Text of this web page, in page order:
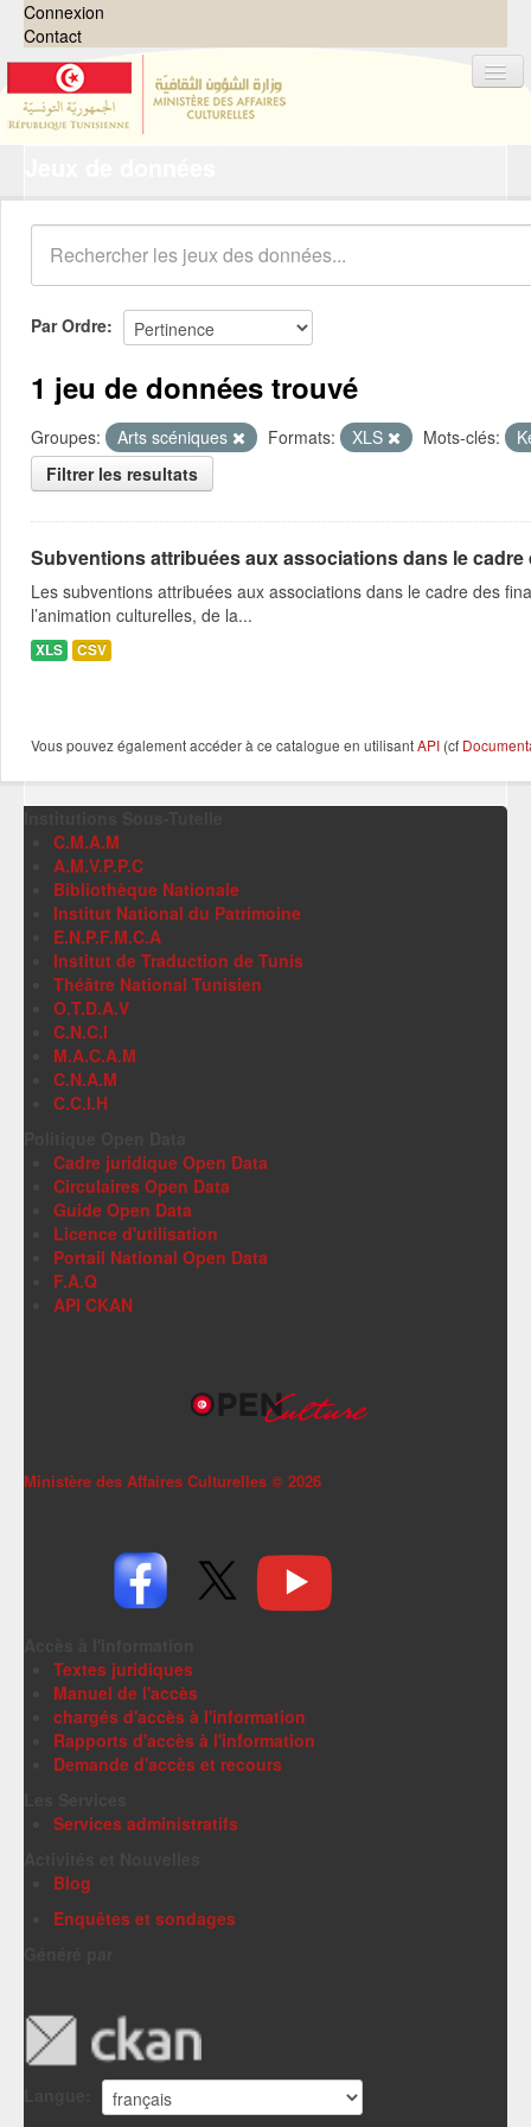
Connexion
Contact
Organisations
Groupes
Demandes 0
À propos
Par Ordre
1 jeu de données trouvé
Groupes: Arts scéniques Formats: XLS Mots-clés:
Filtrer les resultats
Subventions attribuées aux associations dans le
Les subventions attribuées aux associations dans le cadre des
l’animation culturelles, de la...
XLS CSV
Vous pouvez également accéder à ce catalogue en utilisantAPI (cf
C.M.A.M
A.M.V.P.P.C
Bibliothèque Nationale
Institut National du Patrimoine
E.N.P.F.M.C.A
Institut de Traduction de Tunis
Théâtre National Tunisien
O.T.D.A.V
C.N.C.I
M.A.C.A.M
C.N.A.M
C.C.I.H
Cadre juridique Open Data
Circulaires Open Data
Guide Open Data
Licence d'utilisation
Portail National Open Data
F.A.Q
API CKAN
Ministère des Affaires Culturelles © 2026
Textes juridiques
Manuel de l'accès
chargés d'accès à l'information
Rapports d'accès à l'information
Demande d'accès et recours
Services administratifs
Blog
Enquêtes et sondages